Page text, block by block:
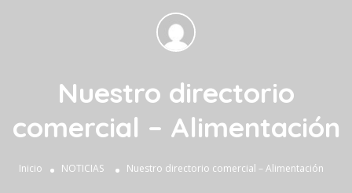
Nuestro directorio
comercial – Alimentación
Inicio NOTICIAS Nuestro directorio comercial – Alimentación